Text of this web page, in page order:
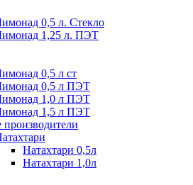
0,5 л. Стекло
1,25 л. ПЭТ
0,5 л ст
0,5 л ПЭТ
1,0 л ПЭТ
1,5 л ПЭТ
производители
Натахтари 0,5л
Натахтари 1,0л